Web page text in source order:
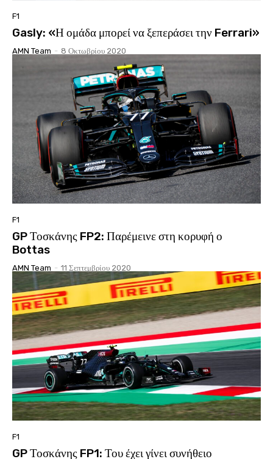
F1
Gasly: «Η ομάδα μπορεί να ξεπεράσει την Ferrari»
AMN Team - 8 Οκτωβρίου 2020
F1
GP Τοσκάνης FP2: Παρέμεινε στη κορυφή ο
Bottas
AMN Team - 11 Σεπτεμβρίου 2020
F1
GP Τοσκάνης FP1: Του έχει γίνει συνήθειο